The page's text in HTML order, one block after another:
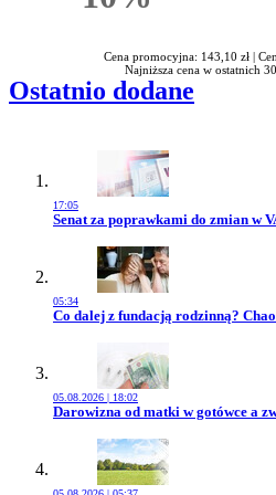
Rabatu
Cena promocyjna: 143,10 zł |
Najniższa cena w ostatnich
Ostatnio dodane
17:05
Przejdź do artykułu:
Senat za poprawkami do zmian w
05:34
Przejdź do artykułu:
Co dalej z fundacją rodzinną?
05.08.2026 | 18:02
Przejdź do artykułu:
Darowizna od matki w gotówce a